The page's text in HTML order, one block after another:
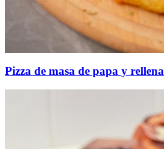
Pizza de masa de papa y rellena